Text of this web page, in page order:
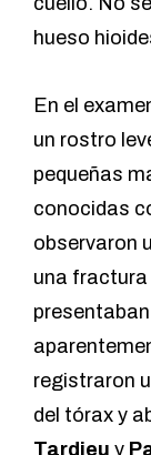
hueso
En el
un rostro
pequeñas
conocidas
observaron
una fractura
registraron
del tórax y
Tardieu y